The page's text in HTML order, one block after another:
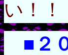
い！！
■２